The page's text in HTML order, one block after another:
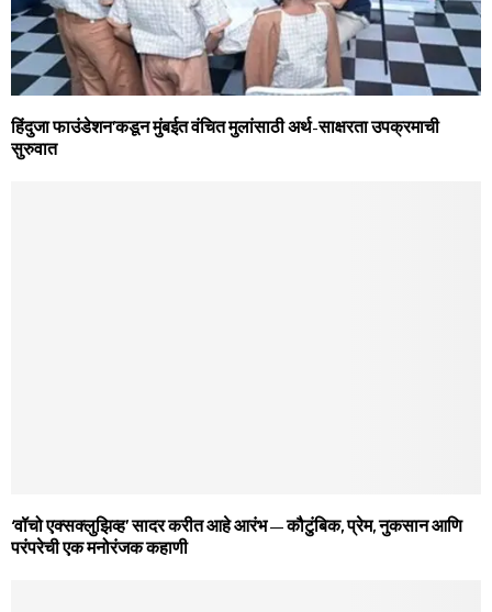
हिंदुजा फाउंडेशन’कडून मुंबईत वंचित मुलांसाठी अर्थ-साक्षरता उपक्रमाची
सुरुवात
‘वॉचो एक्सक्लुझिव्ह’ सादर करीत आहे आरंभ – कौटुंबिक, प्रेम, नुकसान आणि
परंपरेची एक मनोरंजक कहाणी